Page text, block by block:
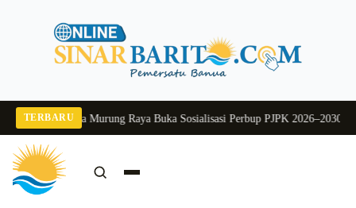
TERBARU
Pj Sekda Murung Raya Buka Sosialisasi Perbup PJPK 2026–2030Dukung